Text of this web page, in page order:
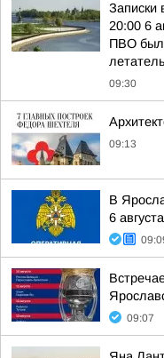
Записки
20:00 6
ПВО
09:30
09:13
В
6
09:07